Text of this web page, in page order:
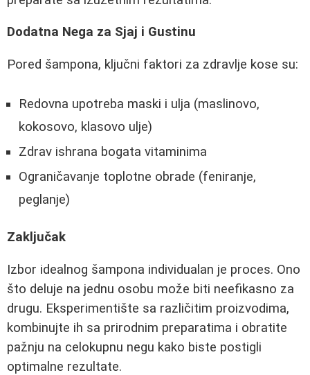
Dodatna Nega za Sjaj i Gustinu
Pored šampona, ključni faktori za zdravlje kose su:
Redovna upotreba maski i ulja (maslinovo,
kokosovo, klasovo ulje)
Zdrav ishrana bogata vitaminima
Ograničavanje toplotne obrade (feniranje,
peglanje)
Zaključak
Izbor idealnog šampona individualan je proces. Ono
što deluje na jednu osobu može biti neefikasno za
drugu. Eksperimentište sa različitim proizvodima,
kombinujte ih sa prirodnim preparatima i obratite
pažnju na celokupnu negu kako biste postigli
optimalne rezultate.